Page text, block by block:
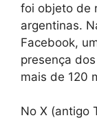
foi objeto de
argentinas.
Facebook,
presença
mais de 120
No X (antigo